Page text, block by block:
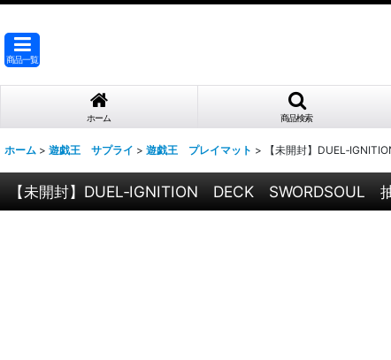
商品一覧
ホーム 商品検索
ホーム > 遊戯王 サプライ > 遊戯王 プレイマット > 【未開封】
【未開封】DUEL‐IGNITION DECK